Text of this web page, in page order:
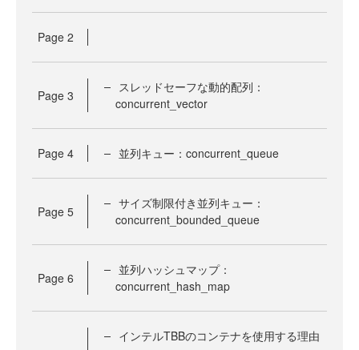
Page 2
Page 3
スレッドセーフな動的配列：
concurrent_vector
Page 4 並列キュー：concurrent_queue
Page 5
サイズ制限付き並列キュー：
concurrent_bounded_queue
Page 6
並列ハッシュマップ：
concurrent_hash_map
インテルTBBのコンテナを使用する理由